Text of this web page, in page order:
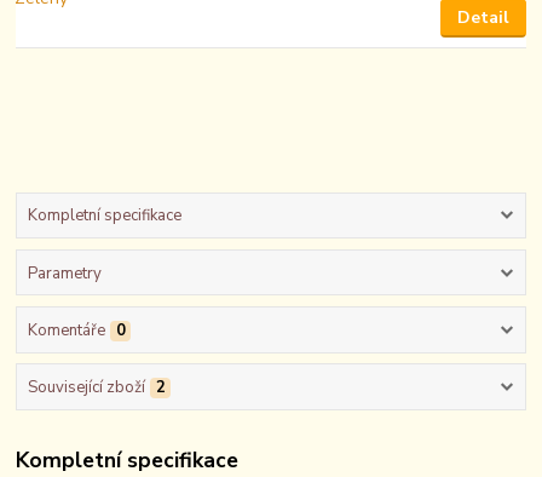
Detail
Kompletní specifikace
Parametry
Komentáře 0
Související zboží 2
Kompletní specifikace